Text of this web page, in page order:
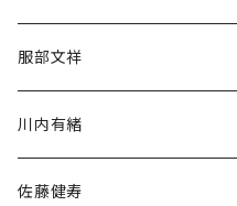
服部文祥
川内有緒
佐藤健寿